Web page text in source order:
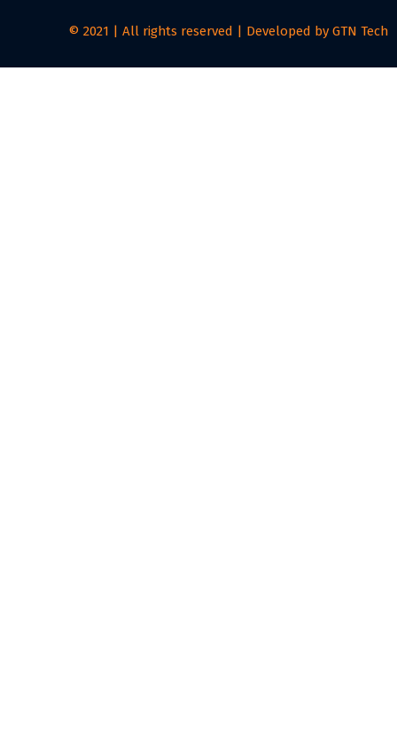
© 2021 | All rights reserved | Developed by GTN Tech